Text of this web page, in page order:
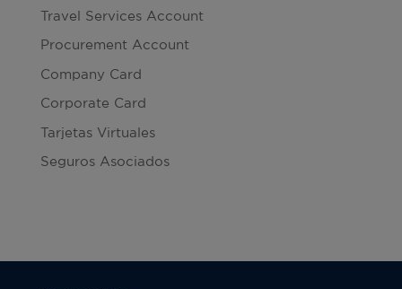
Travel Services Account
Procurement Account
Company Card
Corporate Card
Tarjetas Virtuales
Seguros Asociados